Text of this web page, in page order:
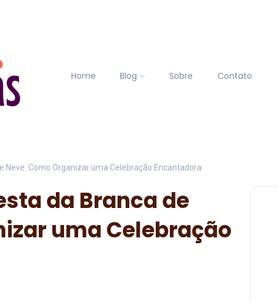
Home Blog Sobre Contato
Neve: Como Organizar uma Celebração Encantadora
da Branca de
uma Celebração